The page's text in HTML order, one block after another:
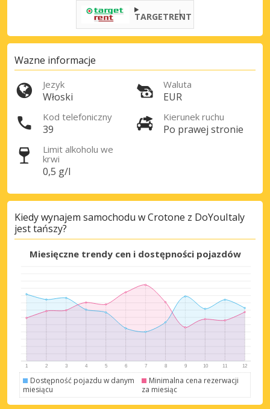
Najlepsze oszczędności
Uzyskaj dostęp do ekskluzywnych ofert
partnerów
Zaloguj się przez eLink
TARGETRENT
Wazne informacje
Jezyk
Włoski
Waluta
EUR
Kod telefoniczny
39
Kierunek ruchu
Po prawej stronie
Limit alkoholu we
krwi
0,5 g/l
Kiedy wynajem samochodu w Crotone z DoYouItaly
jest tańszy?
Miesięczne trendy cen i dostępności pojazdów
Dostępność pojazdu w danym
miesiącu
Minimalna cena rezerwacji
za miesiąc